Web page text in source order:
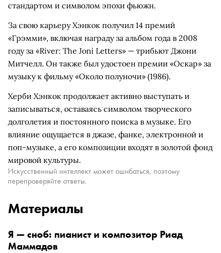
стандартом и символом эпохи фьюжн.
За свою карьеру Хэнкок получил 14 премий
«Грэмми», включая награду за альбом года в 2008
году за «River: The Joni Letters» — трибьют Джони
Митчелл. Он также был удостоен премии «Оскар» за
музыку к фильму «Около полуночи» (1986).
Херби Хэнкок продолжает активно выступать и
записываться, оставаясь символом творческого
долголетия и постоянного поиска в музыке. Его
влияние ощущается в джазе, фанке, электронной и
поп-музыке, а его композиции входят в золотой фонд
мировой культуры.
Искусственный интеллект может ошибаться, поэтому
перепроверяйте ответы.
Материалы
Я — сноб: пианист и композитор Риад
Маммадов